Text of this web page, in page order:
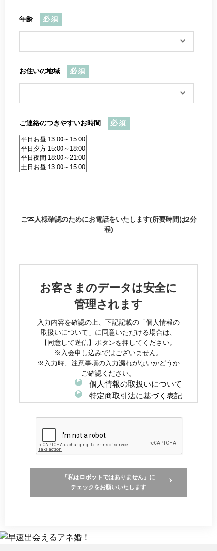
年齢 必須
お住いの地域 必須
ご連絡のつきやすいお時間 必須
ご本人様確認のためにお電話をいたします(所要時間は2分
程)
お客さまのデータは安全に
管理されます
入力内容を確認の上、下記記載の「個人情報の
取扱いについて」に同意いただける場合は、
【同意して送信】ボタンを押してください。
※入会申し込みではございません。
※入力時、注意事項の入力漏れがないかどうか
ご確認ください。
個人情報の取扱いについて
特定商取引法に基づく表記
「私はロボットではありません」に
チェックをお願いいたします